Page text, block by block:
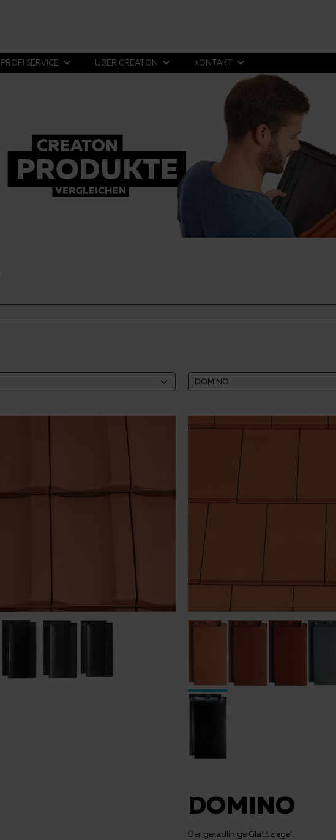
PROFI SERVICE ÜBER CREATON KONTAKT
DOMINO
Der geradlinige Glattziegel.